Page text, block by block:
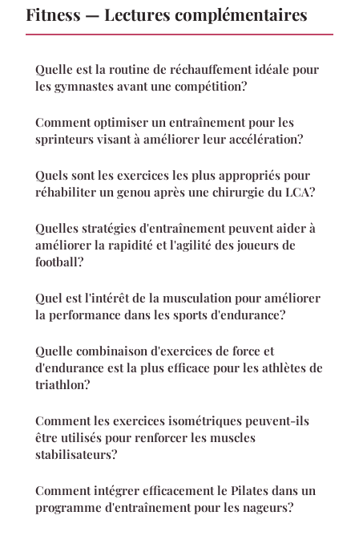
Fitness — Lectures complémentaires
Quelle est la routine de réchauffement idéale pour
les gymnastes avant une compétition?
Comment optimiser un entraînement pour les
sprinteurs visant à améliorer leur accélération?
Quels sont les exercices les plus appropriés pour
réhabiliter un genou après une chirurgie du LCA?
Quelles stratégies d'entraînement peuvent aider à
améliorer la rapidité et l'agilité des joueurs de
football?
Quel est l'intérêt de la musculation pour améliorer
la performance dans les sports d'endurance?
Quelle combinaison d'exercices de force et
d'endurance est la plus efficace pour les athlètes de
triathlon?
Comment les exercices isométriques peuvent-ils
être utilisés pour renforcer les muscles
stabilisateurs?
Comment intégrer efficacement le Pilates dans un
programme d'entraînement pour les nageurs?